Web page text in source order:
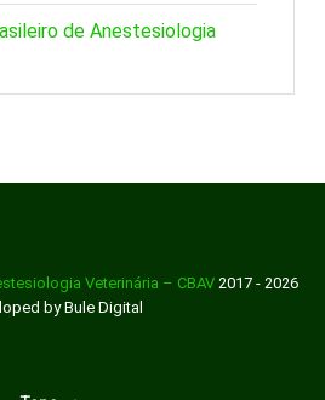
de Anestesiologia
Veterinária – CBAV 2017 - 2026
by Bule Digital